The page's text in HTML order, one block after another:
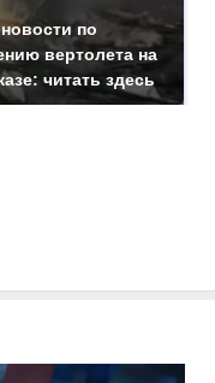
по
вертолета на
читать здесь